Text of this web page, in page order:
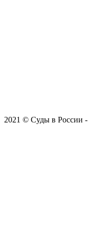
2021 © Суды в России -